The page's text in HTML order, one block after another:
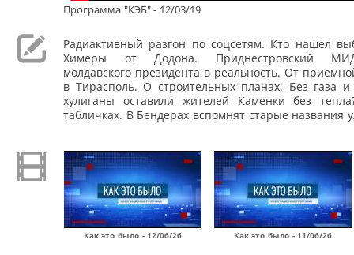
Программа "КЭБ" - 12/03/19
Радиактивный разгон по соцсетям. Кто нашел
Химеры от Додона. Приднестровский
молдавского президента в реальность. От
в Тирасполь. О строительных планах. Без газа
хулиганы оставили жителей Каменки без
табличках. В Бендерах вспомнят старые названия
Как это было - 12/06/26 Как это было - 11/06/26